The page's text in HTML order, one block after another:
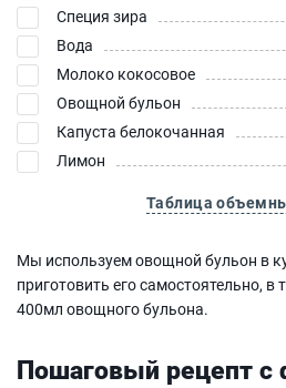
Специя зира
Вода
Молоко кокосовое
Овощной бульон
Капуста белокочанная
Лимон
Таблица
Мы используем овощной бульон в
приготовить его самостоятельно, в
400мл овощного бульона.
Пошаговый рецепт с